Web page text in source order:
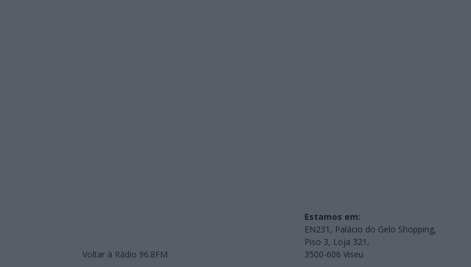
Voltar à Rádio 96.8FM
Estamos em:
EN231, Palácio do Gelo Shopping,
Piso 3, Loja 321,
3500-606 Viseu